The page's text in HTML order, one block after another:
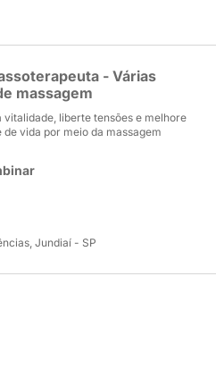
- Várias
massagem
vitalidade, liberte tensões e melhore
de vida por meio da massagem
Jundiaí - SP